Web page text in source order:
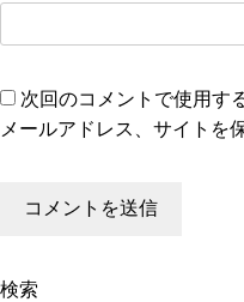
次回のコメントで使用す
メールアドレス、サイトを
検索